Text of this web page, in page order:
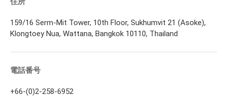
159/16 Serm-Mit Tower, 10th Floor, Sukhumvit 21 (Asoke),
Klongtoey Nua, Wattana, Bangkok 10110, Thailand
電話番号
+66-(0)2-258-6952